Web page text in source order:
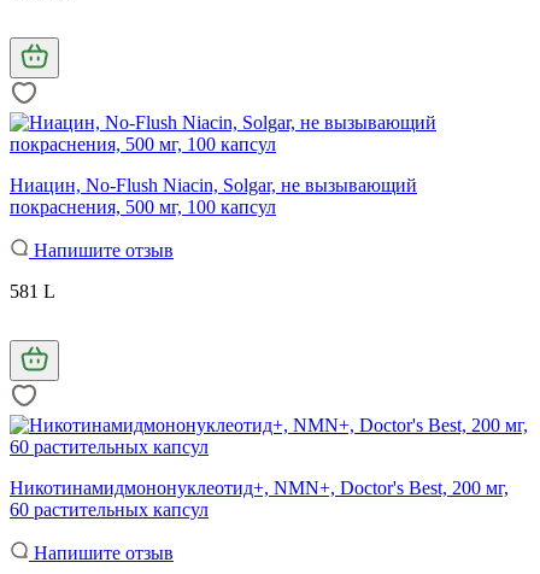
Ниацин, No-Flush Niacin, Solgar, не вызывающий
покраснения, 500 мг, 100 капсул
Напишите отзыв
581 L
Никотинамидмононуклеотид+, NMN+, Doctor's Best, 200 мг,
60 растительных капсул
Напишите отзыв